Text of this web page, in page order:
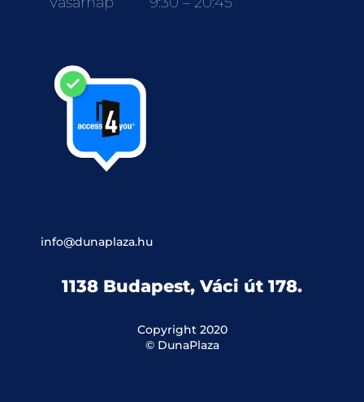
info@dunaplaza.hu
1138 Budapest, Váci út 178.
Copyright 2020
© DunaPlaza